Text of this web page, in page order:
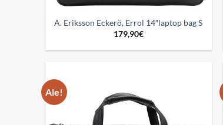
A. Eriksson Eckerö, Errol 14″laptop bag S
179,90€
Ale!